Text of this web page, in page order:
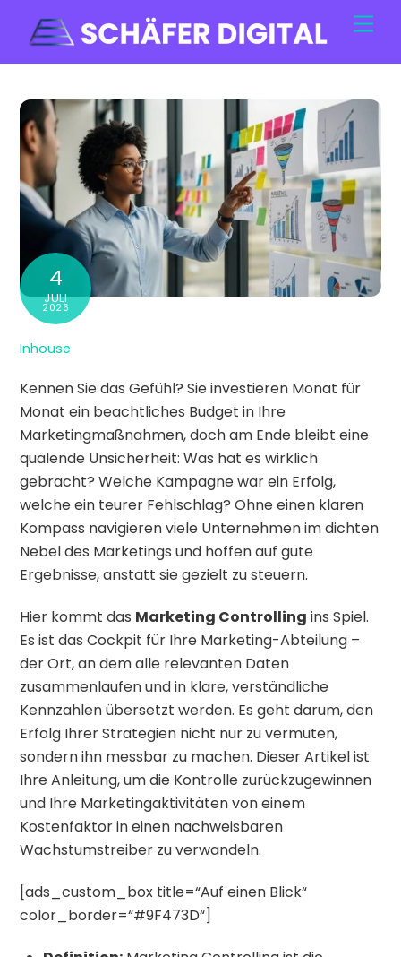
4
JULI
2026
Inhouse
Kennen Sie das Gefühl? Sie investieren Monat für
Monat ein beachtliches Budget in Ihre
Marketingmaßnahmen, doch am Ende bleibt eine
quälende Unsicherheit: Was hat es wirklich
gebracht? Welche Kampagne war ein Erfolg,
welche ein teurer Fehlschlag? Ohne einen klaren
Kompass navigieren viele Unternehmen im dichten
Nebel des Marketings und hoffen auf gute
Ergebnisse, anstatt sie gezielt zu steuern.
Hier kommt das Marketing Controlling ins Spiel.
Es ist das Cockpit für Ihre Marketing-Abteilung –
der Ort, an dem alle relevanten Daten
zusammenlaufen und in klare, verständliche
Kennzahlen übersetzt werden. Es geht darum, den
Erfolg Ihrer Strategien nicht nur zu vermuten,
sondern ihn messbar zu machen. Dieser Artikel ist
Ihre Anleitung, um die Kontrolle zurückzugewinnen
und Ihre Marketingaktivitäten von einem
Kostenfaktor in einen nachweisbaren
Wachstumstreiber zu verwandeln.
[ads_custom_box title=“Auf einen Blick“
color_border=“#9F473D“]